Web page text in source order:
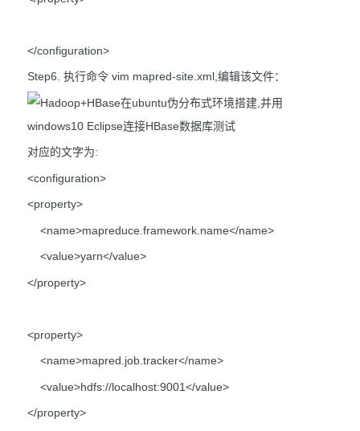
</configuration>
Step6. 执行命令 vim mapred-site.xml,编辑该文件：
对应的文字为:
<configuration>
<property>
<name>mapreduce.framework.name</name>
<value>yarn</value>
</property>
<property>
<name>mapred.job.tracker</name>
<value>hdfs://localhost:9001</value>
</property>